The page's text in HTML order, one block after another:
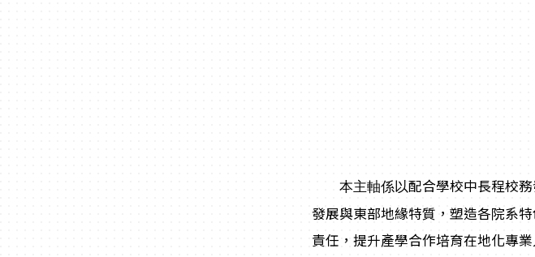
本主軸係以配合學校中長程校
發展與東部地緣特質，塑造各院系
責任，提升產學合作培育在地化專